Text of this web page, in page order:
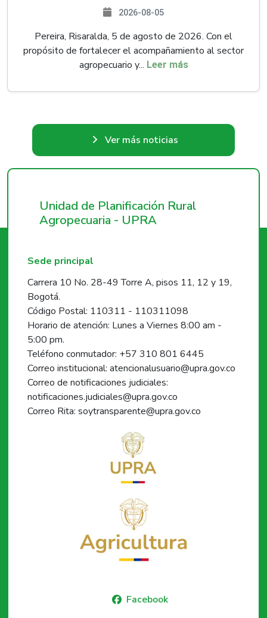
2026-08-05
Pereira, Risaralda, 5 de agosto de 2026. Con el
propósito de fortalecer el acompañamiento al sector
agropecuario y... Leer más
Ver más noticias
Unidad de Planificación Rural
Agropecuaria - UPRA
Sede principal
Carrera 10 No. 28-49 Torre A, pisos 11, 12 y 19,
Bogotá.
Código Postal: 110311 - 110311098
Horario de atención: Lunes a Viernes 8:00 am -
5:00 pm.
Teléfono conmutador: +57 310 801 6445
Correo institucional: atencionalusuario@upra.gov.co
Correo de notificaciones judiciales:
notificaciones.judiciales@upra.gov.co
Correo Rita: soytransparente@upra.gov.co
Facebook